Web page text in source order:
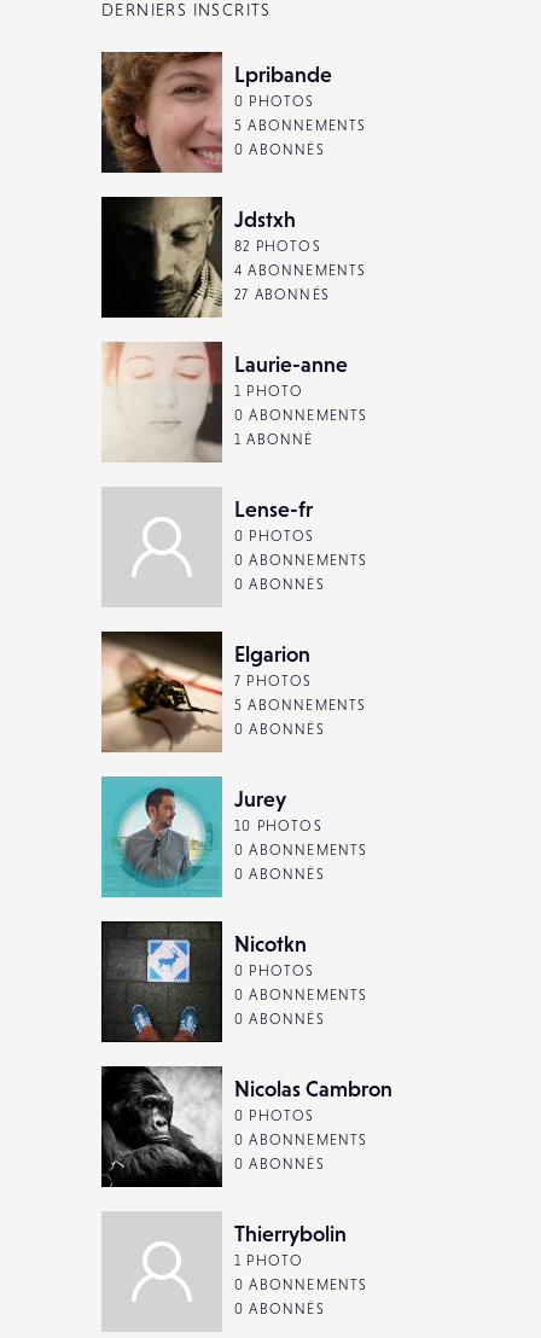
DERNIERS INSCRITS
Lpribande
0 PHOTOS
5 ABONNEMENTS
0 ABONNÉS
Jdstxh
82 PHOTOS
4 ABONNEMENTS
27 ABONNÉS
Laurie-anne
1 PHOTO
0 ABONNEMENTS
1 ABONNÉ
Lense-fr
0 PHOTOS
0 ABONNEMENTS
0 ABONNÉS
Elgarion
7 PHOTOS
5 ABONNEMENTS
0 ABONNÉS
Jurey
10 PHOTOS
0 ABONNEMENTS
0 ABONNÉS
Nicotkn
0 PHOTOS
0 ABONNEMENTS
0 ABONNÉS
Nicolas Cambron
0 PHOTOS
0 ABONNEMENTS
0 ABONNÉS
Thierrybolin
1 PHOTO
0 ABONNEMENTS
0 ABONNÉS